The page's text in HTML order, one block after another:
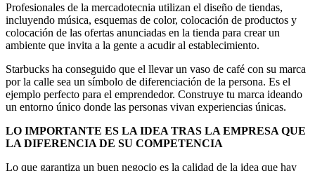
Profesionales de la mercadotecnia utilizan el diseño de tiendas,
incluyendo música, esquemas de color, colocación de productos y
colocación de las ofertas anunciadas en la tienda para crear un
ambiente que invita a la gente a acudir al establecimiento.
Starbucks ha conseguido que el llevar un vaso de café con su marca
por la calle sea un símbolo de diferenciación de la persona. Es el
ejemplo perfecto para el emprendedor. Construye tu marca ideando
un entorno único donde las personas vivan experiencias únicas.
LO IMPORTANTE ES LA IDEA TRAS LA EMPRESA QUE
LA DIFERENCIA DE SU COMPETENCIA
Lo que garantiza un buen negocio es la calidad de la idea que hay